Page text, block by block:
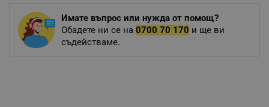
Имате въпрос или нужда от помощ?
Обадете ни се на 0700 70 170 и ще ви
съдействаме.